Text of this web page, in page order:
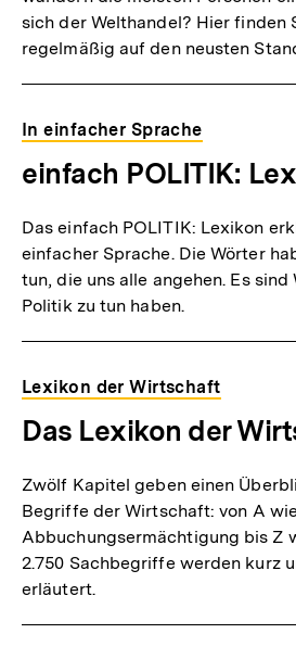
sich der Welthandel? Hier finden
regelmäßig auf den neusten
In einfacher Sprache
einfach POLITIK:
Das einfach POLITIK: Lexikon
einfacher Sprache. Die Wörter
tun, die uns alle angehen. Es sind
Politik zu tun haben.
Lexikon der Wirtschaft
Das Lexikon der
Zwölf Kapitel geben einen
Begriffe der Wirtschaft: von A wie
Abbuchungsermächtigung bis Z
2.750 Sachbegriffe werden kurz
erläutert.